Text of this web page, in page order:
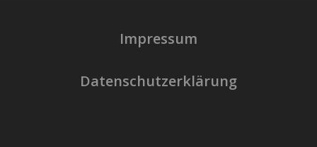
Impressum
Datenschutzerklärung